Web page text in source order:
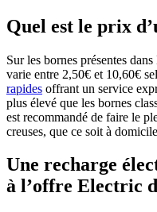
Quel est le prix
Sur les bornes présentes
varie entre 2,50€ et 10,60€
rapides offrant un service
plus élevé que les bornes
est recommandé de faire le
creuses, que ce soit à
Une recharge
à l’offre Electric